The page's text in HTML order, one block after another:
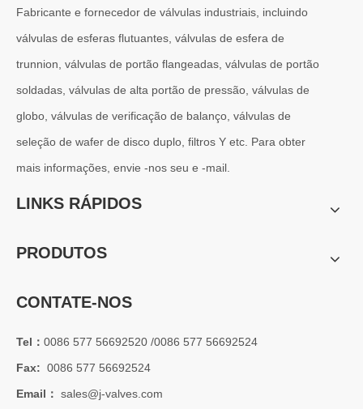
Por que os sistemas marítimos confiam nas válvulas gaveta C95800
Os sistemas de engenharia naval operam em alguns dos
2026-07-01
Fabricante e fornecedor de válvulas industriais, incluindo
válvulas de esferas flutuantes, válvulas de esfera de
trunnion, válvulas de portão flangeadas, válvulas de portão
soldadas, válvulas de alta portão de pressão, válvulas de
globo, válvulas de verificação de balanço, válvulas de
seleção de wafer de disco duplo, filtros Y etc. Para obter
mais informações, envie -nos seu e -mail.
LINKS RÁPIDOS
PRODUTOS
CONTATE-NOS
Tel： 0086 577 56692520 /0086 577 56692524
Fax: 0086 577 56692524
Email： sales@j-valves.com